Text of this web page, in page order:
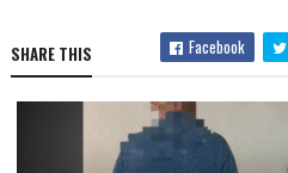
SHARE THIS Facebook